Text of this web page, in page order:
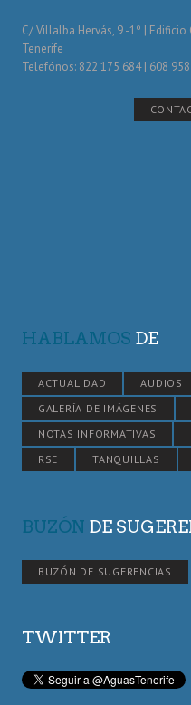
C/ Villalba Hervás, 9 -1º | Edificio
Tenerife
Telefónos: 822 175 684 | 608
HABLAMOS DE
ACTUALIDAD AUDIOS
GALERÍA DE IMÁGENES
NOTAS INFORMATIVAS
RSE
TANQUILLAS
BUZÓN DE
BUZÓN DE SUGERENCIAS
TWITTER